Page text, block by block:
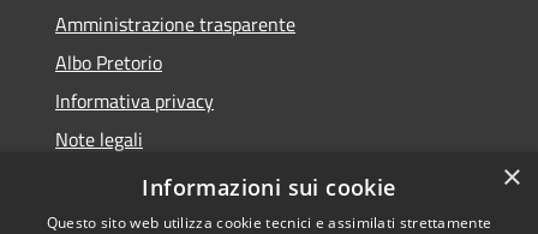
Amministrazione trasparente
Albo Pretorio
Informativa privacy
Note legali
Dichiarazione di accessibilità
×
Informazioni sui cookie
Questo sito web utilizza cookie tecnici e assimilati strettamente